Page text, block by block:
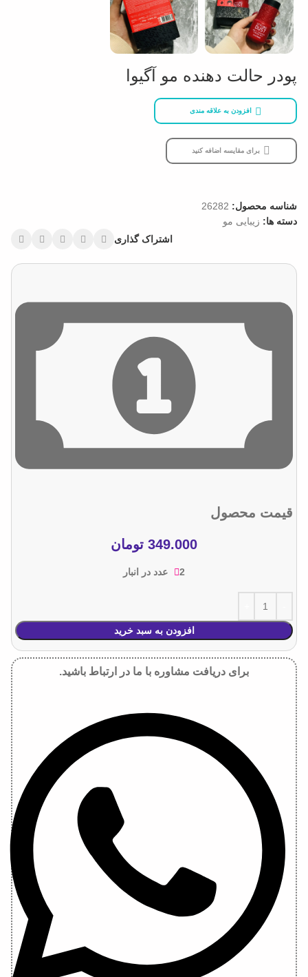
پودر حالت دهنده مو آگیوا
افزودن به علاقه مندی
برای مقایسه اضافه کنید
شناسه محصول: 26282
دسته ها: زیبایی مو
اشتراک گذاری
قیمت محصول
349.000 تومان
2 عدد در انبار
افزودن به سبد خرید
برای دریافت مشاوره با ما در ارتباط باشید.